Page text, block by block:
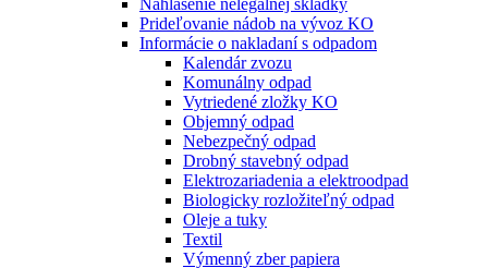
Nahlásenie nelegálnej skládky
Prideľovanie nádob na vývoz KO
Informácie o nakladaní s odpadom
Kalendár zvozu
Komunálny odpad
Vytriedené zložky KO
Objemný odpad
Nebezpečný odpad
Drobný stavebný odpad
Elektrozariadenia a elektroodpad
Biologicky rozložiteľný odpad
Oleje a tuky
Textil
Výmenný zber papiera